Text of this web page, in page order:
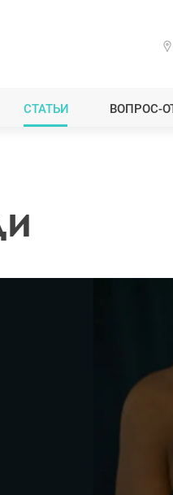
СТАТЬИ ВОПРОС-